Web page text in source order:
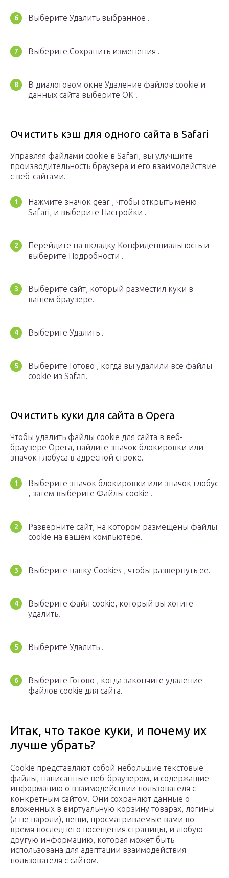
Выберите Удалить выбранное .
Выберите Сохранить изменения .
В диалоговом окне Удаление файлов cookie и
данных сайта выберите ОК .
Очистить кэш для одного сайта в Safari
Управляя файлами cookie в Safari, вы улучшите
производительность браузера и его взаимодействие
с веб-сайтами.
Нажмите значок gear , чтобы открыть меню
Safari, и выберите Настройки .
Перейдите на вкладку Конфиденциальность и
выберите Подробности .
Выберите сайт, который разместил куки в
вашем браузере.
Выберите Удалить .
Выберите Готово , когда вы удалили все файлы
cookie из Safari.
Очистить куки для сайта в Opera
Чтобы удалить файлы cookie для сайта в веб-
браузере Opera, найдите значок блокировки или
значок глобуса в адресной строке.
Выберите значок блокировки или значок глобус
, затем выберите Файлы cookie .
Разверните сайт, на котором размещены файлы
cookie на вашем компьютере.
Выберите папку Cookies , чтобы развернуть ее.
Выберите файл cookie, который вы хотите
удалить.
Выберите Удалить .
Выберите Готово , когда закончите удаление
файлов cookie для сайта.
Итак, что такое куки, и почему их
лучше убрать?
Cookie представляют собой небольшие текстовые
файлы, написанные веб-браузером, и содержащие
информацию о взаимодействии пользователя с
конкретным сайтом. Они сохраняют данные о
вложенных в виртуальную корзину товарах, логины
(а не пароли), вещи, просматриваемые вами во
время последнего посещения страницы, и любую
другую информацию, которая может быть
использована для адаптации взаимодействия
пользователя с сайтом.